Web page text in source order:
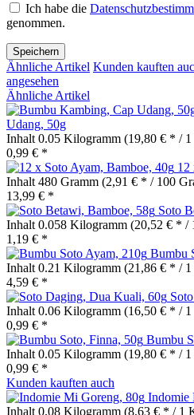
Ich habe die
genommen.
Speichern
Ähnliche Artikel Kunden kauften
angesehen
Ähnliche Artikel
Udang, 50g
Inhalt 0.05 Kilogramm (19,80 € * /
0,99 € *
12
Inhalt 480 Gramm (2,91 € * / 100
13,99 € *
Soto
Inhalt 0.058 Kilogramm (20,52 € * /
1,19 € *
Bumbu
Inhalt 0.21 Kilogramm (21,86 € * /
4,59 € *
Inhalt 0.06 Kilogramm (16,50 € * /
0,99 € *
Bumbu
Inhalt 0.05 Kilogramm (19,80 € * /
0,99 € *
Kunden kauften auch
Indomie
Inhalt 0.08 Kilogramm (8,63 € * / 1